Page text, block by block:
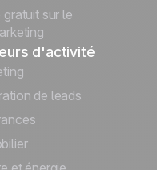
gratuit sur le
d'activité
de leads